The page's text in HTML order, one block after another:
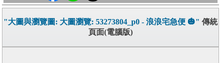
"大圖與瀏覽圖: 大圖瀏覽: 53273804_p0 - 浪浪宅急便 🎃" 傳統
頁面(電腦版)